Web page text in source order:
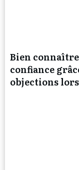
Bien
confiance
objections lors